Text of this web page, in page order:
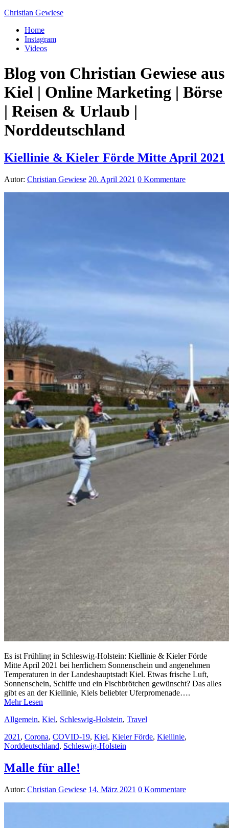
Christian Gewiese
Home
Instagram
Videos
Blog von Christian Gewiese aus
Kiel | Online Marketing | Börse
| Reisen & Urlaub |
Norddeutschland
Kiellinie & Kieler Förde Mitte April 2021
Autor: Christian Gewiese 20. April 2021 0 Kommentare
Es ist Frühling in Schleswig-Holstein: Kiellinie & Kieler Förde
Mitte April 2021 bei herrlichem Sonnenschein und angenehmen
Temperaturen in der Landeshauptstadt Kiel. Etwas frische Luft,
Sonnenschein, Schiffe und ein Fischbrötchen gewünscht? Das alles
gibt es an der Kiellinie, Kiels beliebter Uferpromenade….
Mehr Lesen
Allgemein, Kiel, Schleswig-Holstein, Travel
2021 , Corona, COVID-19, Kiel, Kieler Förde, Kiellinie,
Norddeutschland, Schleswig-Holstein
Malle für alle!
Autor: Christian Gewiese 14. März 2021 0 Kommentare